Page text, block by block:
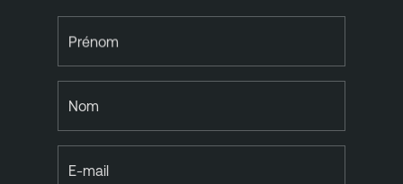
Prénom
Nom
E-mail